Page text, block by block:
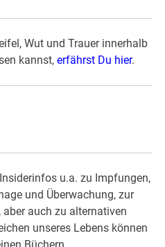
Wut und Trauer innerhalb
kannst,erfährst Du hier.
u.a. zu Impfungen,
und Überwachung, zur
auch zu alternativen
unseres Lebens können